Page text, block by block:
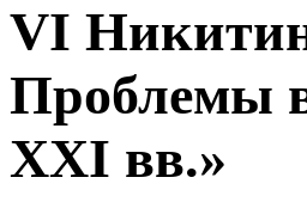
VI
Проблемы
XXI вв.»